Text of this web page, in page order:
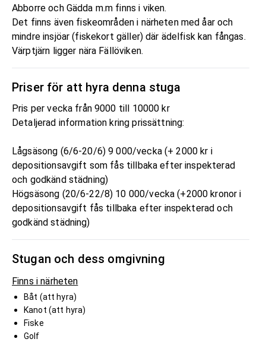
Abborre och Gädda m.m finns i viken.
Det finns även fiskeområden i närheten med åar och
mindre insjöar (fiskekort gäller) där ädelfisk kan fångas.
Värptjärn ligger nära Fällöviken.
Priser för att hyra denna stuga
Pris per vecka från 9000 till 10000 kr
Detaljerad information kring prissättning:
Lågsäsong (6/6-20/6) 9 000/vecka (+ 2000 kr i
depositionsavgift som fås tillbaka efter inspekterad
och godkänd städning)
Högsäsong (20/6-22/8) 10 000/vecka (+2000 kronor i
depositionsavgift fås tillbaka efter inspekterad och
godkänd städning)
Stugan och dess omgivning
Finns i närheten
Båt (att hyra)
Kanot (att hyra)
Fiske
Golf